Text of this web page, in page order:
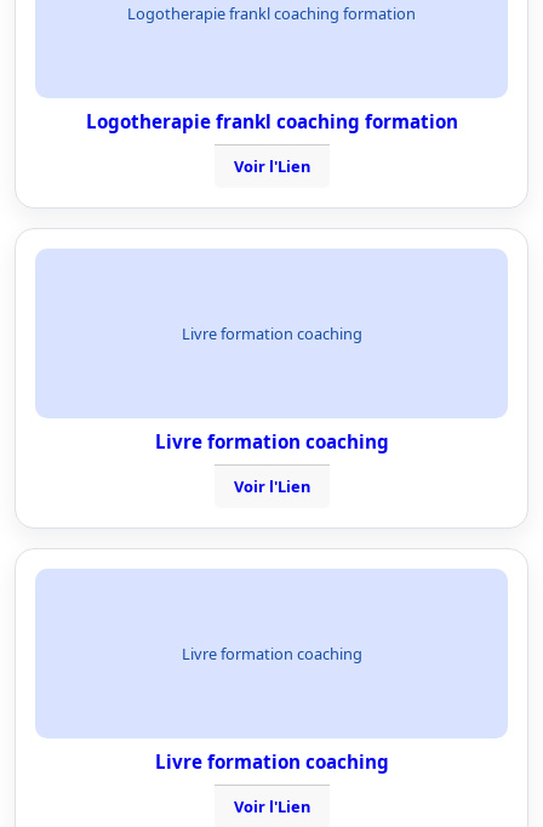
Logotherapie frankl coaching formation
Logotherapie frankl coaching formation
Voir l'Lien
Livre formation coaching
Livre formation coaching
Voir l'Lien
Livre formation coaching
Livre formation coaching
Voir l'Lien